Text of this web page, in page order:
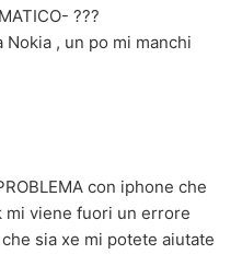
???
Nokia , un po mi manchi
con iphone che
mi viene fuori un errore
sia xe mi potete aiutate